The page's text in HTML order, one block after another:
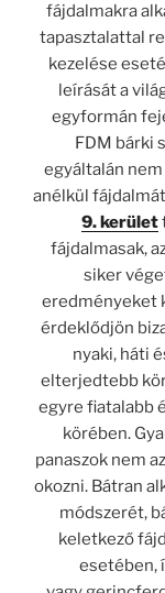
fájdalmakra
tapasztalattal
kezelése
leírását a
egyformán
FDM bárki
egyáltalán
anélkül
9. kerület
fájdalmasak,
siker
eredményeket
érdeklődjön
nyaki, háti
elterjedtebb
egyre fiatalabb
körében.
panaszok nem
okozni. Bátran
módszerét,
keletkező
esetében,